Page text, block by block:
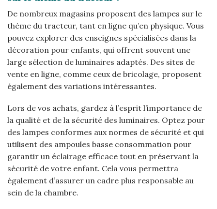
De nombreux magasins proposent des lampes sur le
thème du tracteur, tant en ligne qu’en physique. Vous
pouvez explorer des enseignes spécialisées dans la
décoration pour enfants, qui offrent souvent une
large sélection de luminaires adaptés. Des sites de
vente en ligne, comme ceux de bricolage, proposent
également des variations intéressantes.
Lors de vos achats, gardez à l’esprit l’importance de
la qualité et de la sécurité des luminaires. Optez pour
des lampes conformes aux normes de sécurité et qui
utilisent des ampoules basse consommation pour
garantir un éclairage efficace tout en préservant la
sécurité de votre enfant. Cela vous permettra
également d’assurer un cadre plus responsable au
sein de la chambre.